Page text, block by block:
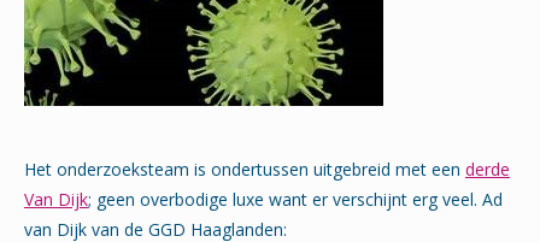
Het onderzoeksteam is ondertussen uitgebreid met een derde
Van Dijk; geen overbodige luxe want er verschijnt erg veel. Ad
van Dijk van de GGD Haaglanden: